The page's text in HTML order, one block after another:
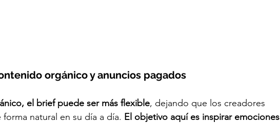
orgánico y anuncios pagados
el brief puede ser más flexible, dejando que los creadores
natural en su día a día. El objetivo aquí es inspirar emociones